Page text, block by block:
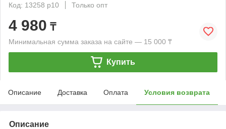
Код: 13258 р10
Только опт
4 980 ₸
Минимальная сумма заказа на сайте — 15 000 ₸
Купить
Описание Доставка Оплата Условия возврата
Описание